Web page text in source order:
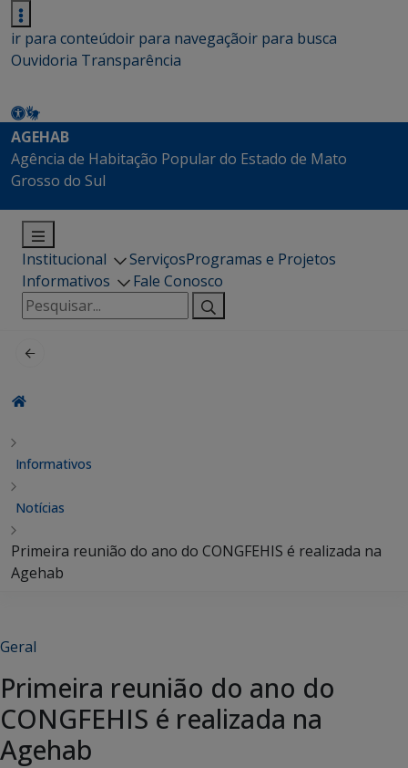
ir para conteúdoir para navegaçãoir para busca
Ouvidoria Transparência
AGEHAB
Agência de Habitação Popular do Estado de Mato
Grosso do Sul
Institucional ServiçosProgramas e Projetos
Informativos
Fale Conosco
Pesquisar
por:
Informativos
Notícias
Primeira reunião do ano do CONGFEHIS é realizada na
Agehab
Geral
Primeira reunião do ano do
CONGFEHIS é realizada na
Agehab